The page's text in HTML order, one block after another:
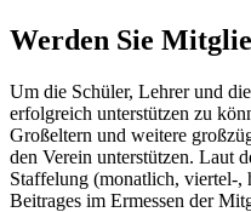
Werden Sie
Um die Schüler, Lehrer und
erfolgreich unterstützen zu
Großeltern und weitere
den Verein unterstützen. Laut
Staffelung (monatlich, viertel-,
Beitrages im Ermessen der